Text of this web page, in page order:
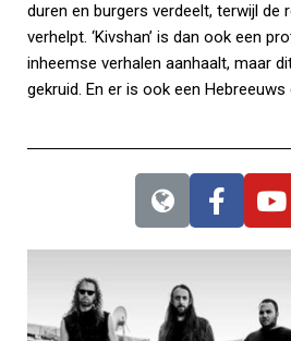
duren en burgers verdeelt, terwijl de
verhelpt. ‘Kivshan’ is dan ook een
inheemse verhalen aanhaalt, maar
gekruid. En er is ook een